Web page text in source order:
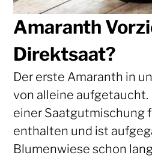
Amaranth
Direktsaat?
Der erste Amaranth in
von alleine aufgetaucht.
einer Saatgutmischung
enthalten und ist
Blumenwiese schon